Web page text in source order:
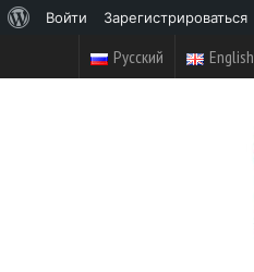
Русский English
WordPress
Войти Зарегистрироваться